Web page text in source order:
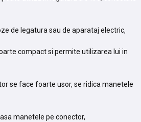
de legatura sau de aparataj electric,
compact si permite utilizarea lui in
se face foarte usor, se ridica manetele
manetele pe conector,